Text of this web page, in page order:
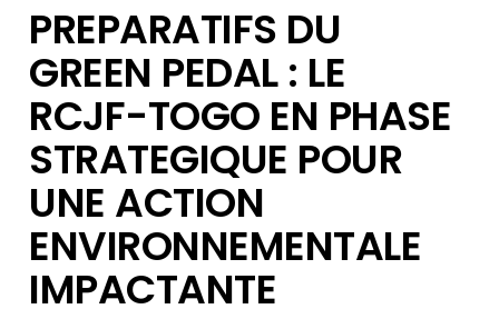
PREPARATIFS DU
GREEN PEDAL : LE
RCJF-TOGO EN PHASE
STRATEGIQUE POUR
UNE ACTION
ENVIRONNEMENTALE
IMPACTANTE